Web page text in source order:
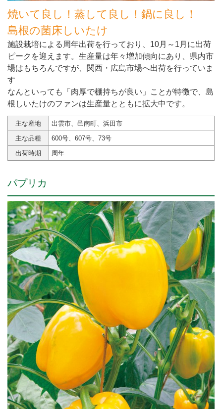
焼いて良し！蒸して良し！鍋に良し！
島根の菌床しいたけ
施設栽培による周年出荷を行っており、10月～1月に出荷
ピークを迎えます。生産量は年々増加傾向にあり、県内市
場はもちろんですが、関西・広島市場へ出荷を行っていま
す
なんといっても「肉厚で棚持ちが良い」ことが特徴で、島
根しいたけのファンは生産量とともに拡大中です。
主な産地
出雲市、邑南町、浜田市
主な品種
600号、607号、73号
出荷時期
周年
パプリカ